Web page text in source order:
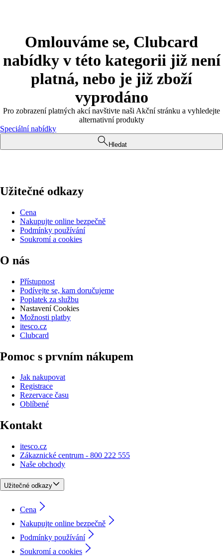
Omlouváme se, Clubcard
nabídky v této kategorii již není
platná, nebo je již zboží
vyprodáno
Pro zobrazení platných akcí navštivte naši Akční stránku a vyhledejte
alternativní produkty
Speciální nabídky
Hledat
Užitečné odkazy
Cena
Nakupujte online bezpečně
Podmínky používání
Soukromí a cookies
O nás
Přístupnost
Podívejte se, kam doručujeme
Poplatek za službu
Nastavení Cookies
Možnosti platby
itesco.cz
Clubcard
Pomoc s prvním nákupem
Jak nakupovat
Registrace
Rezervace času
Oblíbené
Kontakt
itesco.cz
Zákaznické centrum - 800 222 555
Naše obchody
Užitečné odkazy
Cena
Nakupujte online bezpečně
Podmínky používání
Soukromí a cookies